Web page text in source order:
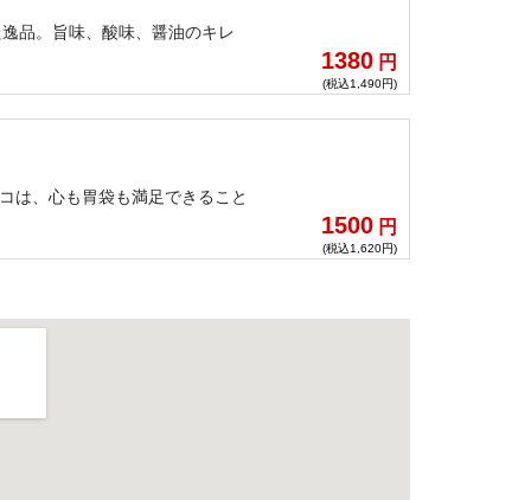
品。旨味、酸味、醤油のキレ
1380 円
(税込1,490円)
は、心も胃袋も満足できること
1500 円
(税込1,620円)